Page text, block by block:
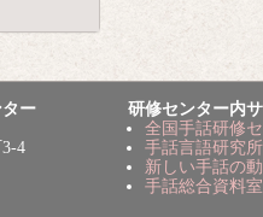
ー
4
研修センター内
全国手話研修
手話言語研究所
新しい手話の
手話総合資料室